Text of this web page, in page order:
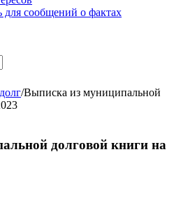
для сообщений о фактах
/Выписка из муниципальной
долговой книги на